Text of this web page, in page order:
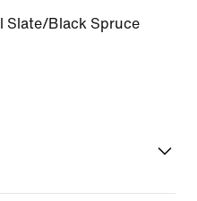
Slate/Black Spruce